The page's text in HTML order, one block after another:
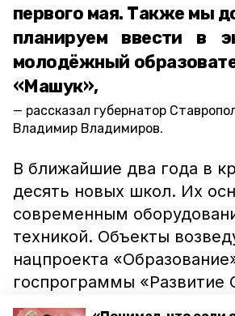
первого мая. Также мы
планируем ввести в
молодёжный
«Машук»,
рассказал губернатор
Владимир Владимиров.
В ближайшие два года в
десять новых школ. Их
современным
техникой. Объекты
нацпроекта
госпрограммы «Развитие